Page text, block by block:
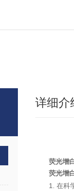
详细介
荧光增
荧光增
1. 在科